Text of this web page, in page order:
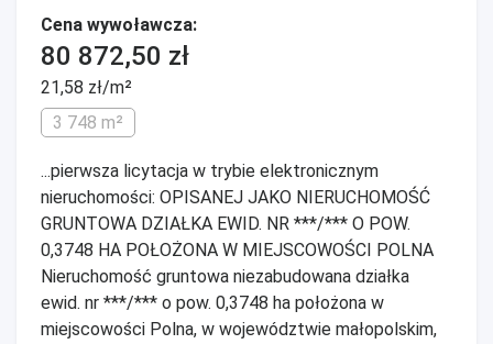
Cena wywoławcza:
80 872,50 zł
21,58 zł/m²
3 748 m²
...pierwsza licytacja w trybie elektronicznym
nieruchomości: OPISANEJ JAKO NIERUCHOMOŚĆ
GRUNTOWA DZIAŁKA EWID. NR ***/*** O POW.
0,3748 HA POŁOŻONA W MIEJSCOWOŚCI POLNA
Nieruchomość gruntowa niezabudowana działka
ewid. nr ***/*** o pow. 0,3748 ha położona w
miejscowości Polna, w województwie małopolskim,